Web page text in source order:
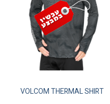
VOLCOM THERMAL SHIRT